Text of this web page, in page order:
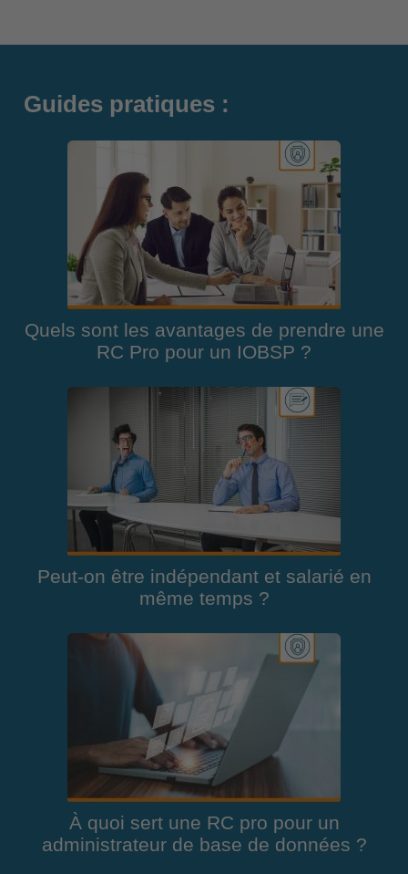
Guides pratiques :
Quels sont les avantages de prendre une
RC Pro pour un IOBSP ?
Peut-on être indépendant et salarié en
même temps ?
À quoi sert une RC pro pour un
administrateur de base de données ?